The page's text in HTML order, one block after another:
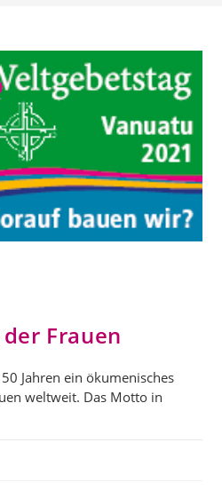
Frauen
Jahren ein ökumenisches
weltweit. Das Motto in